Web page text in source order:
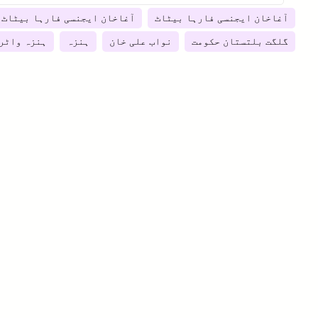
آغاخان ایجنسی فارہا بیٹاٹ آغاخان ایجنسی فارہا
گلگت بلتستان حکومت نواب علی خان ہنزہ ہنزہ واٹر